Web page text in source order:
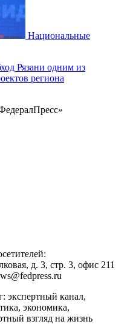
Национальные
Рязани одним из
региона
д. 3, стр. 3, офис 211
экспертный канал,
экономика,
взгляд на жизнь